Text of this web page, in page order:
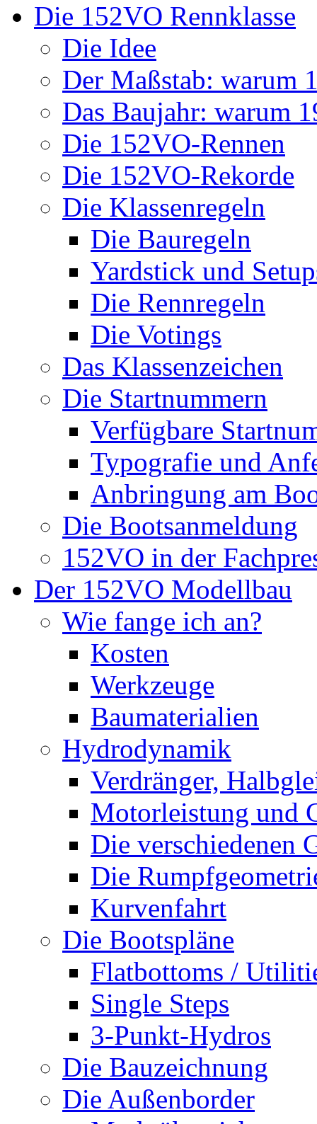
Die 152VO Rennklasse
Die Idee
Der Maßstab: warum
Das Baujahr: warum
Die 152VO-Rennen
Die 152VO-Rekorde
Die Klassenregeln
Die Bauregeln
Yardstick und
Die Rennregeln
Die Votings
Das Klassenzeichen
Die Startnummern
Verfügbare
Typografie und
Anbringung am
Die Bootsanmeldung
152VO in der
Der 152VO Modellbau
Wie fange ich an?
Kosten
Werkzeuge
Baumaterialien
Hydrodynamik
Verdränger,
Motorleistung und
Die verschiedenen
Die
Kurvenfahrt
Die Bootspläne
Flatbottoms /
Single Steps
3-Punkt-Hydros
Die Bauzeichnung
Die Außenborder